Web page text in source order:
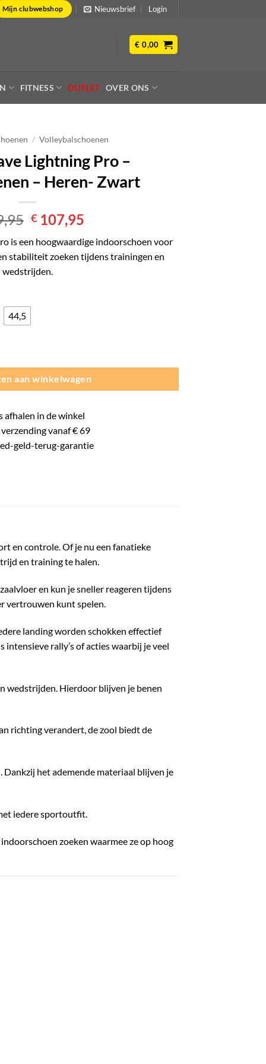
Mijn clubwebshop Nieuwsbrief Login
€ 0,00
FITNESS OUTLET OVER ONS
/ Volleybalschoenen
Lightning Pro –
– Heren- Zwart
Oorspronkelijke
was:
€ 119,95.
€ 107,95
is:
€ 107,95.
is een hoogwaardige indoorschoen voor
stabiliteit zoeken tijdens trainingen en
wedstrijden.
44,5
aan winkelwagen
afhalen in de winkel
vanaf € 69
geld-terug-garantie
en controle. Of je nu een fanatieke
en training te halen.
en kun je sneller reageren tijdens
vertrouwen kunt spelen.
landing worden schokken effectief
rally’s of acties waarbij je veel
wedstrijden. Hierdoor blijven je benen
richting verandert, de zool biedt de
het ademende materiaal blijven je
iedere sportoutfit.
zoeken waarmee ze op hoog